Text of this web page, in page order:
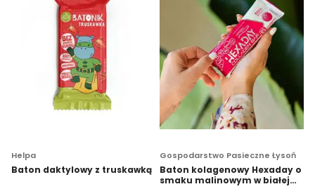
Helpa
Baton daktylowy z truskawką
Gospodarstwo Pasieczne Łysoń
Baton kolagenowy Hexaday o
smaku malinowym w białej